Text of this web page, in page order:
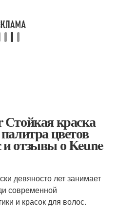
краска
цветов
и отзывы о Keune
девяносто лет занимает
современной
и красок для волос.